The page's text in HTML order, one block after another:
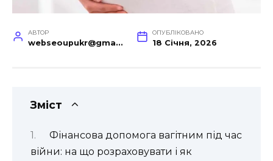
АВТОР
webseoupukr@gmail.com
ОПУБЛІКОВАНО
18 Січня, 2026
Зміст
Фінансова допомога вагітним під час
війни: на що розраховувати і як